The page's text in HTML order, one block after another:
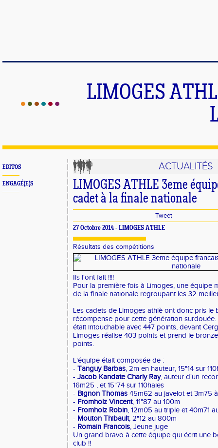
LIMOGES
EDITOS
ENGAGÉ(E)S
ACTUALITÉS
LIMOGES ATHLE 3eme
cadet à la finale nationale
Tweet
27 Octobre 2014 - LIMOGES ATHLE
Résultats des compétitions
Ils l'ont fait !!!!
Pour la première fois à Limoges, une équipe
de la finale nationale regroupant les 32
Les cadets de Limoges athlè ont donc pris le
récompense pour cette génération
était intouchable avec 447 points, devant
Limoges réalise 403 points et prend le
points.
L'équipe était composée de :
- Tanguy Barbas, 2m en hauteur, 15"14 sur
- Jacob Kandate Charly Ray, auteur d'un
16m25 , et 15"74 sur 110haies
- Bignon Thomas 45m62 au javelot et 3m75
- Fromholz Vincent, 11"87 au 100m
- Fromholz Robin, 12m05 au triple et 40m71
- Mouton Thibault, 2"12 au 800m
- Romain Francois, Jeune juge
Un grand bravo à cette équipe qui écrit une
club !!